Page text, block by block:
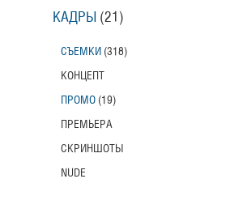
КАДРЫ (21)
СЪЕМКИ (318)
КОНЦЕПТ
ПРОМО (19)
ПРЕМЬЕРА
СКРИНШОТЫ
NUDE